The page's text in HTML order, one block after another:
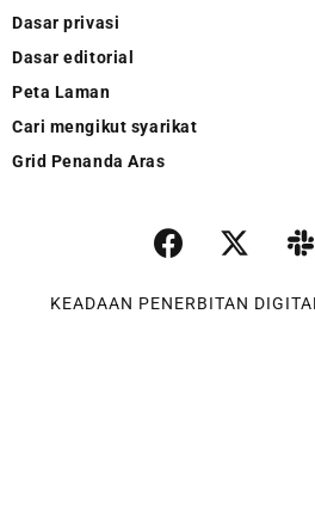
Dasar privasi
Dasar editorial
Peta Laman
Cari mengikut syarikat
Grid Penanda Aras
KEADAAN PENERBITAN